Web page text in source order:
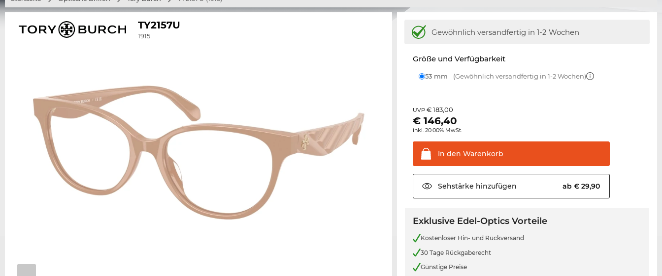
TY2157U
1915 Gewöhnlich versandfertig in 1-2 Wochen
Größe und Verfügbarkeit
53 mm (Gewöhnlich versandfertig in 1-2 Wochen)
UVP€ 183,00
€146,40
inkl. 20.00% MwSt.
In den Warenkorb
Sehstärke hinzufügen ab € 29,90
Exklusive Edel-Optics Vorteile
Kostenloser Hin- und Rückversand
30 Tage Rückgaberecht
Günstige Preise